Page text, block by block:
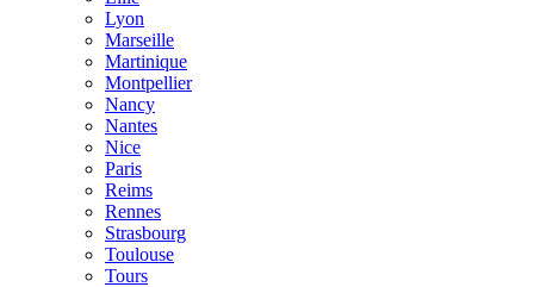
Lyon
Marseille
Martinique
Montpellier
Nancy
Nantes
Nice
Paris
Reims
Rennes
Strasbourg
Toulouse
Tours